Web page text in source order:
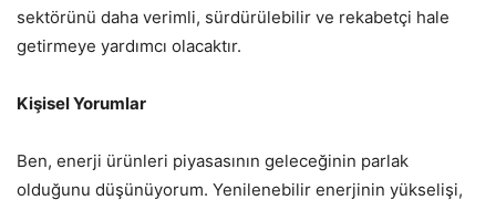
sektörünü daha verimli, sürdürülebilir ve rekabetçi hale
getirmeye yardımcı olacaktır.
Kişisel Yorumlar
Ben, enerji ürünleri piyasasının geleceğinin parlak
olduğunu düşünüyorum. Yenilenebilir enerjinin yükselişi,